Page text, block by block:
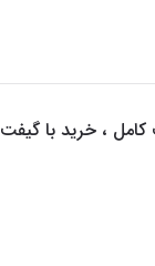
، خرید با گیفت